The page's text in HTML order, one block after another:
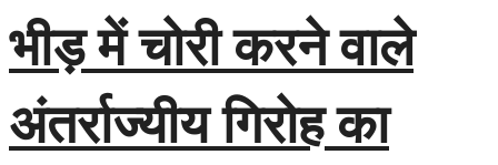
भीड़ में चोरी करने वाले
अंतर्राज्यीय गिरोह का